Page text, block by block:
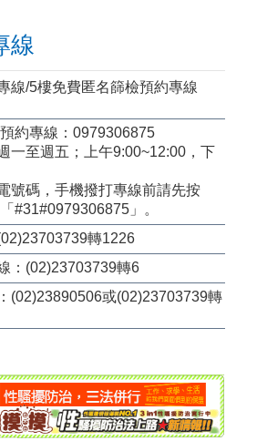
線
線/5樓免費匿名篩檢預約專線
約專線：0979306875
至週五；上午9:00~12:00，下
碼，手機撥打專線前請先按
#31#0979306875」。
轉1226
：(02)23703739轉6
(02)23890506或(02)23703739轉